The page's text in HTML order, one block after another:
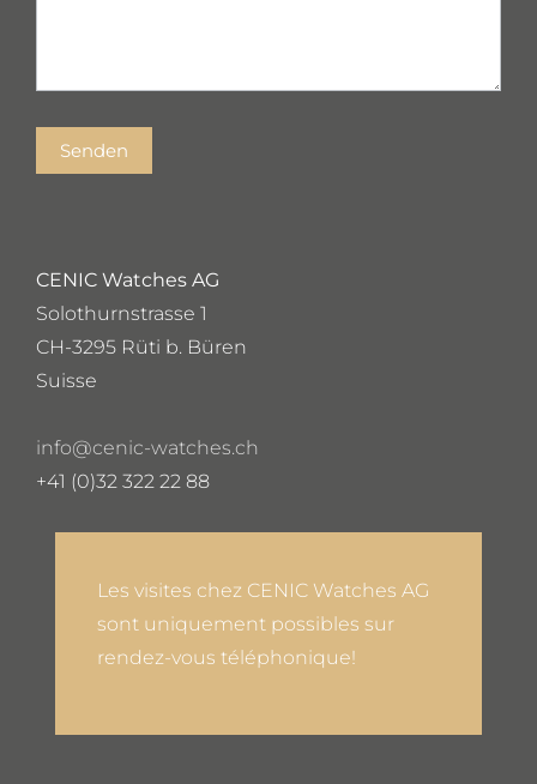
Senden
CENIC Watches AG
Solothurnstrasse 1
CH-3295 Rüti b. Büren
Suisse
info@cenic-watches.ch
+41 (0)32 322 22 88
Les visites chez CENIC Watches AG
sont uniquement possibles sur
rendez-vous téléphonique!